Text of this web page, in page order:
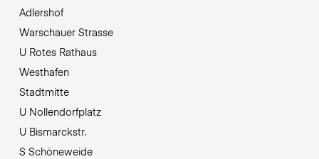
Adlershof
Warschauer Strasse
U Rotes Rathaus
Westhafen
Stadtmitte
U Nollendorfplatz
U Bismarckstr.
S Schöneweide